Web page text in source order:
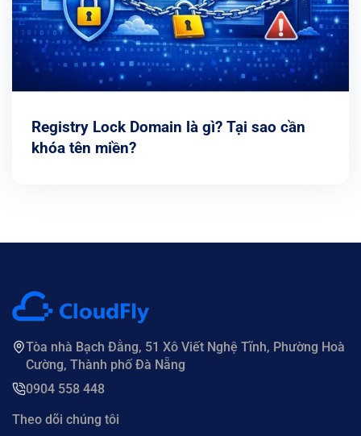
Registry Lock Domain là gì? Tại sao cần
khóa tên miền?
Tòa nhà Bạch Đằng, 51 Xô Viết Nghệ Tĩnh, Phường Hoà
Cường, Thành phố Đà Nẵng
0904 558 448
Theo dõi chúng tôi